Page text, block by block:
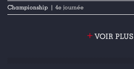
Championship | 4e journée
+ VOIR PLUS